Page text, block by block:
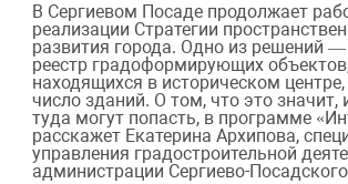
В Сергиевом Посаде продолжает
реализации Стратегии
развития города. Одно из решений
реестр градоформирующих
находящихся в историческом
число зданий. О том, что это значит,
туда могут попасть, в программе
расскажет Екатерина Архипова,
управления градостроительной
администрации Сергиево-